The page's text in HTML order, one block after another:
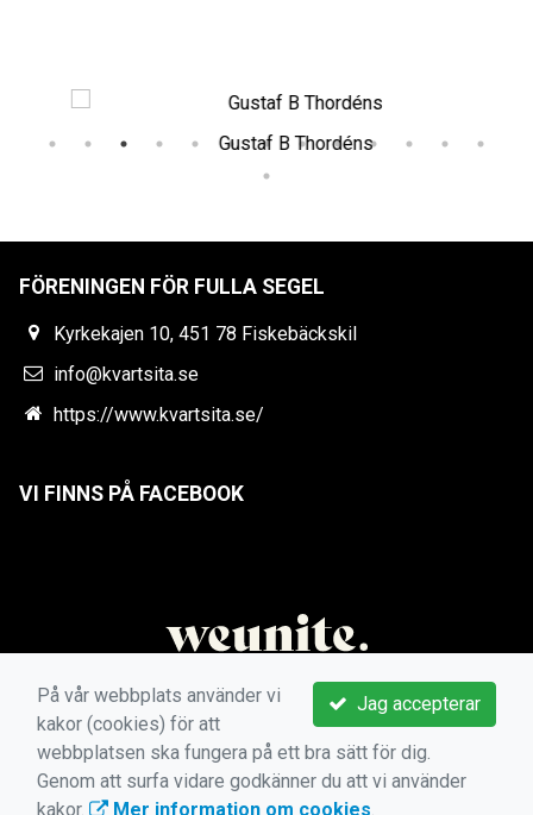
Gustaf B Thordéns
FÖRENINGEN FÖR FULLA SEGEL
Kyrkekajen 10, 451 78 Fiskebäckskil
info@kvartsita.se
https://www.kvartsita.se/
VI FINNS PÅ FACEBOOK
Jag accepterar
På vår webbplats använder vi
kakor (cookies) för att
webbplatsen ska fungera på ett bra sätt för dig.
Genom att surfa vidare godkänner du att vi använder
kakor.
Mer information om cookies